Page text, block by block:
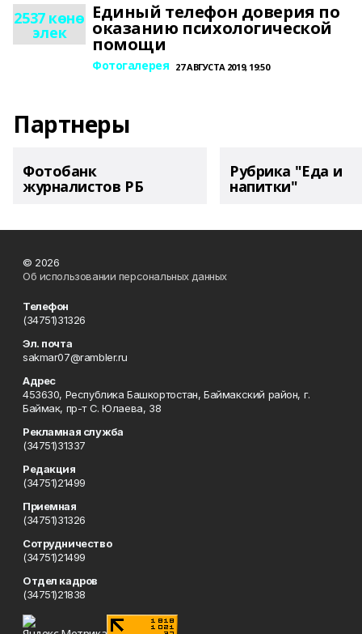
2537 көнө
элек
Единый телефон доверия по
оказанию психологической
помощи
Фотогалерея 27 АВГУСТА 2019, 19:50
Партнеры
Фотобанк
журналистов РБ
Рубрика "Еда и
напитки"
© 2026
Об использовании персональных данных
Телефон
(34751)31326
Эл. почта
sakmar07@rambler.ru
Адрес
453630, Республика Башкортостан, Баймакский район, г.
Баймак, пр-т С. Юлаева, 38
Рекламная служба
(34751)31337
Редакция
(34751)21499
Приемная
(34751)31326
Сотрудничество
(34751)21499
Отдел кадров
(34751)21838